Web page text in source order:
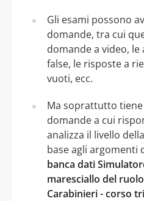
Gli esami possono
domande, tra cui
domande a video,
false, le risposte a
vuoti, ecc.
Ma soprattutto
domande a cui
analizza il livello
base agli argomenti
banca dati
maresciallo del
Carabinieri - corso